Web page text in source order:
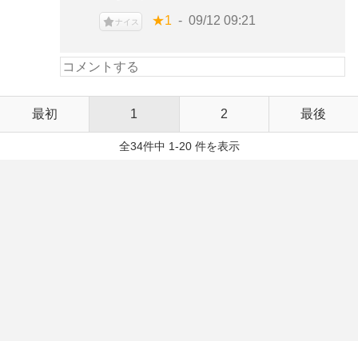
ナイス ★1 09/12 09:21
最初 1 2 最後
全34件中 1-20 件を表示